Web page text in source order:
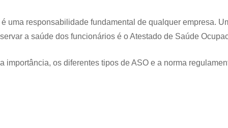
uma responsabilidade fundamental de qualquer empresa.
a saúde dos funcionários é o Atestado de Saúde
importância, os diferentes tipos de ASO e a norma